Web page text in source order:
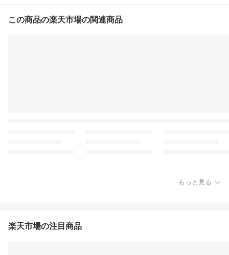
この商品の楽天市場の関連商品
もっと見る
楽天市場の注目商品